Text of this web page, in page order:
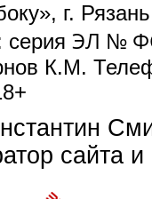
г.
серия ЭЛ №
К.М.
e-mail)
сайта